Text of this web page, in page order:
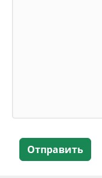
Отправить